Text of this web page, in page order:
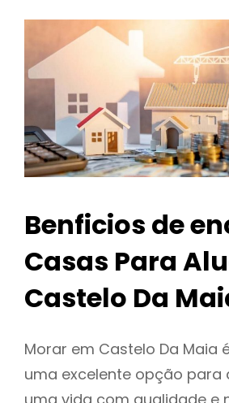
Benficios de
Casas Para
Castelo Da
Morar em Castelo Da Maia
uma excelente opção para